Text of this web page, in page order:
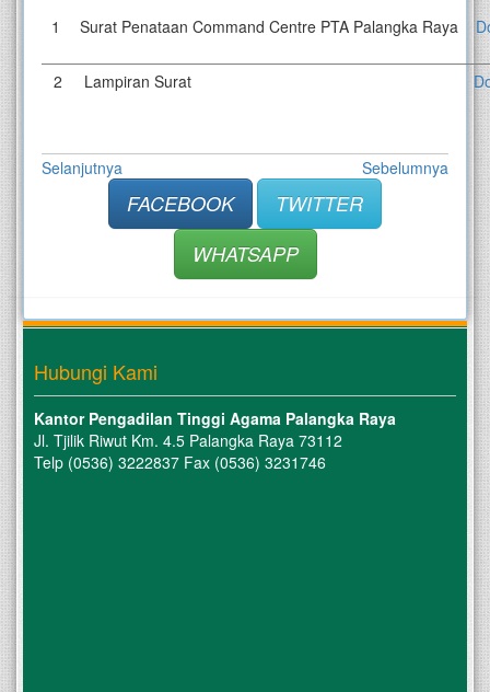
1 Surat Penataan Command Centre PTA Palangka Raya
2 Lampiran Surat
Selanjutnya Sebelumnya
FACEBOOK
TWITTER
WHATSAPP
Hubungi Kami
Kantor Pengadilan Tinggi Agama Palangka Raya
Jl. Tjilik Riwut Km. 4.5 Palangka Raya 73112
Telp (0536) 3222837 Fax (0536) 3231746